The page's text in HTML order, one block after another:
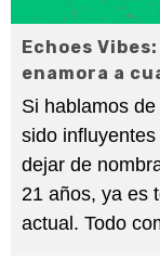
Echoes
enamora a
Si hablamos
sido
dejar de
21 años, ya es
actual. Todo